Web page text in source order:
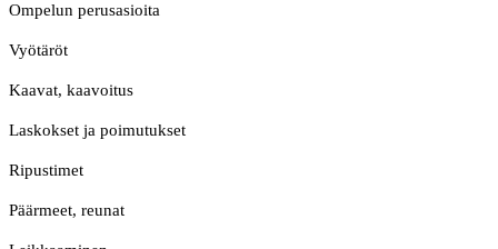
Ompelun perusasioita
Vyötäröt
Kaavat, kaavoitus
Laskokset ja poimutukset
Ripustimet
Päärmeet, reunat